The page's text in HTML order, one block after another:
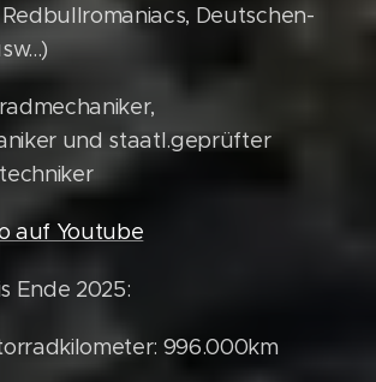
Deutschen-
und staatl.geprüfter
auf Youtube
Ende 2025:
996.000km